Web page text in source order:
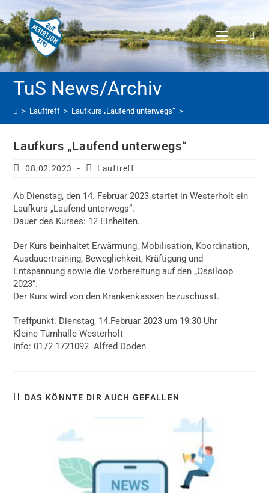
> Lauftreff > Laufkurs „Laufend unterwegs“ >
Laufkurs „Laufend unterwegs“
08.02.2023 Lauftreff
Ab Dienstag, den 14. Februar 2023 startet in Westerholt ein
Laufkurs „Laufend unterwegs“.
Dauer des Kurses: 12 Einheiten.
Der Kurs beinhaltet Erwärmung, Mobilisation, Koordination,
Ausdauertraining, Beweglichkeit, Kräftigung und
Entspannung sowie die Vorbereitung auf den „Ossiloop
2023“.
Der Kurs wird von den Krankenkassen bezuschusst.
Treffpunkt: Dienstag, 14.Februar 2023 um 19:30 Uhr
Kleine Turnhalle Westerholt
Info: 0172 1721092 Alfred Doden
DAS KÖNNTE DIR AUCH GEFALLEN